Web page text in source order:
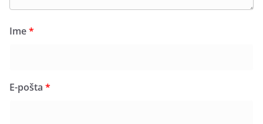
Ime*
E-pošta *